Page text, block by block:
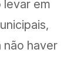
levar em
não haver